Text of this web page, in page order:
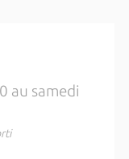
au samedi